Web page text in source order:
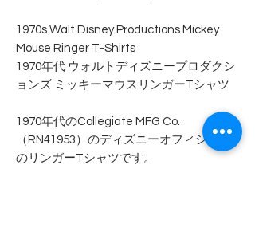
1970s Walt Disney Productions Mickey
Mouse Ringer T-Shirts
1970年代 ウォルトディズニープロダクシ
ョンズ ミッキーマウスリンガーTシャツ
1970年代のCollegiate MFG Co.
（RN41953）のディズニーオフィシャル
のリンガーTシャツです。